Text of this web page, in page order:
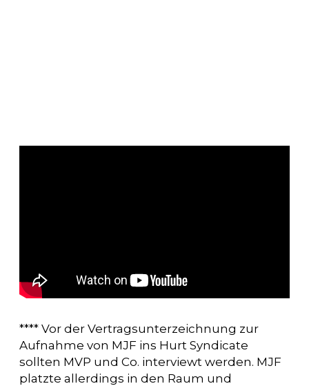
**** Vor der Vertragsunterzeichnung zur
Aufnahme von MJF ins Hurt Syndicate
sollten MVP und Co. interviewt werden. MJF
platzte allerdings in den Raum und